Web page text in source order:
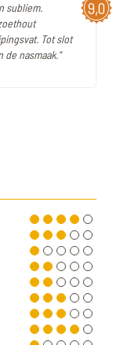
9,0
subliem.
Tot slot
nasmaak."